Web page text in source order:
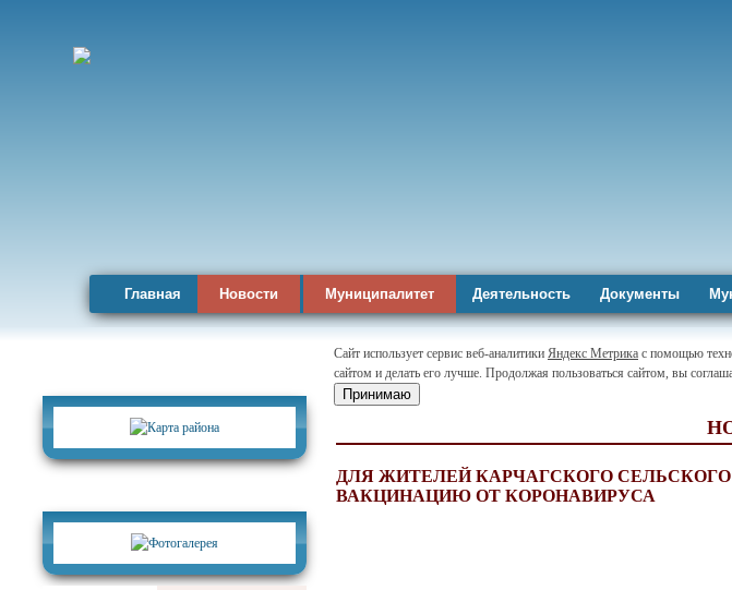
Главная Новости Муниципалитет Деятельность Документы
Сайт использует сервис веб-аналитики Яндекс Метрика с помощью
сайтом и делать его лучше. Продолжая пользоваться сайтом, вы
Принимаю
ДЛЯ ЖИТЕЛЕЙ КАРЧАГСКОГО
ВАКЦИНАЦИЮ ОТ КОРОНАВИРУСА